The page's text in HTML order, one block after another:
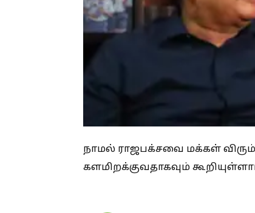
நாமல் ராஜபக்சவை மக்கள்
களமிறக்குவதாகவும்